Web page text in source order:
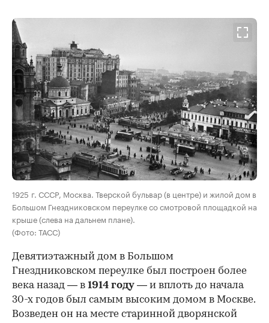
00:00 / 00:00
1925 г. СССР, Москва. Тверской бульвар (в центре) и жилой дом в
Большом Гнездниковском переулке со смотровой площадкой на
крыше (слева на дальнем плане).
(Фото: ТАСС)
Девятиэтажный дом в Большом
Гнездниковском переулке был построен более
века назад — в 1914 году — и вплоть до начала
30-х годов был самым высоким домом в Москве.
Возведен он на месте старинной дворянской